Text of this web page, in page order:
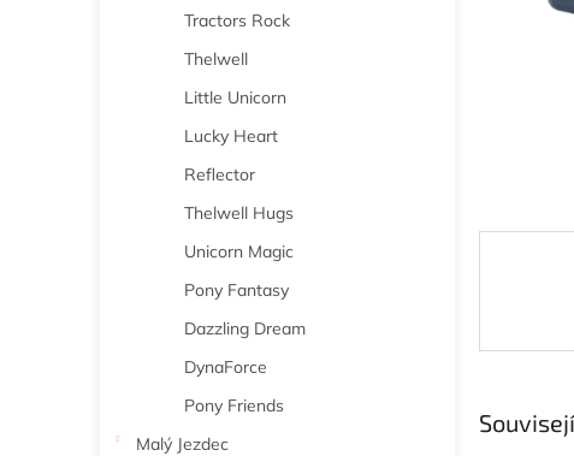
Tractors Rock
Thelwell
Little Unicorn
Lucky Heart
Reflector
Thelwell Hugs
Unicorn Magic
Pony Fantasy
Dazzling Dream
DynaForce
Pony Friends
Malý Jezdec